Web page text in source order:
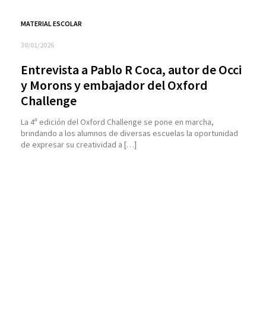
MATERIAL ESCOLAR
30/01/2026
Entrevista a Pablo R Coca, autor de Occi
y Morons y embajador del Oxford
Challenge
La 4ª edición del Oxford Challenge se pone en marcha,
brindando a los alumnos de diversas escuelas la oportunidad
de expresar su creatividad a […]